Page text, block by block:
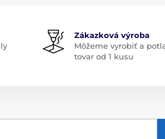
Zákazková výroba
Môžeme vyrobiť a
tovar od 1 kusu